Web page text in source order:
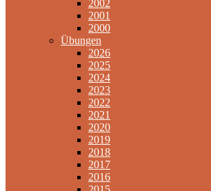
2002
2001
2000
Übungen
2026
2025
2024
2023
2022
2021
2020
2019
2018
2017
2016